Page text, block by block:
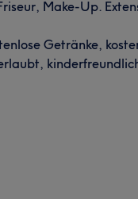
Make-Up.
Getränke,